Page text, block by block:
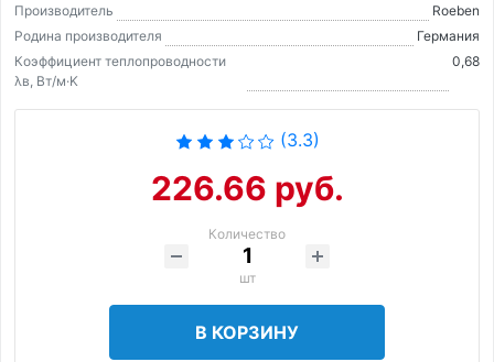
Производитель
Roeben
Родина производителя
Германия
Коэффициент теплопроводности
λв, Вт/м·K
0,68
(3.3)
226.66 руб.
Количество
шт
В КОРЗИНУ